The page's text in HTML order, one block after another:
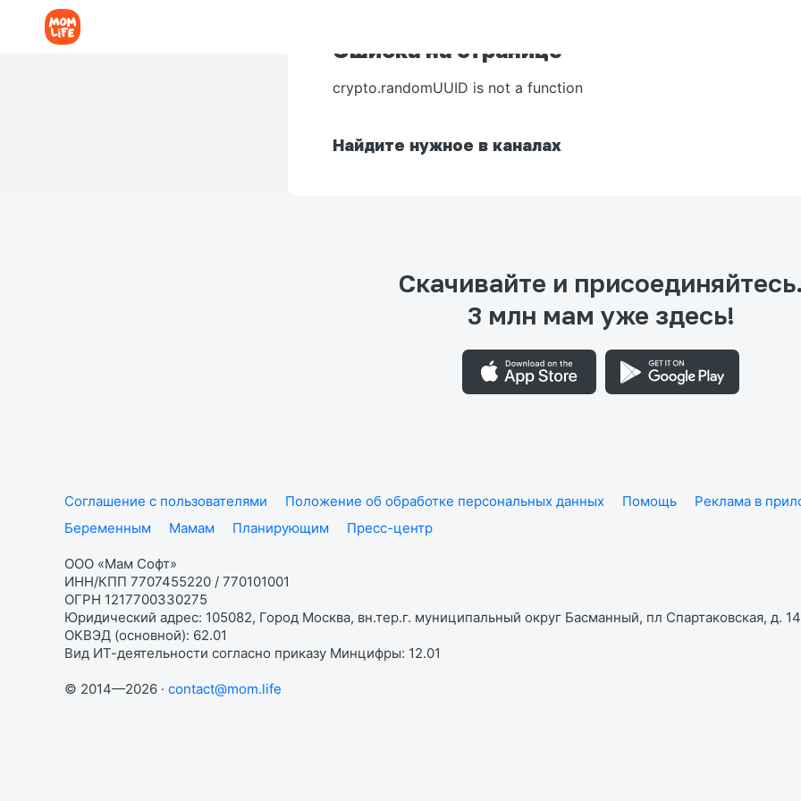
Ошибка на странице
crypto.randomUUID is not a function
Найдите нужное в каналах
Скачивайте и присоединяйтесь.
3 млн мам уже здесь!
Соглашение с пользователями Положение об обработке персональных данных Помощь Реклама в
Беременным
Мамам Планирующим Пресс-центр
ООО «Мам Софт»
ИНН/КПП 7707455220 / 770101001
ОГРН 1217700330275
Юридический адрес: 105082, Город Москва, вн.тер.г. муниципальный округ Басманный, пл Спартаковская, д.
ОКВЭД (основной): 62.01
Вид ИТ-деятельности согласно приказу Минцифры: 12.01
© 2014—2026 · contact@mom.life